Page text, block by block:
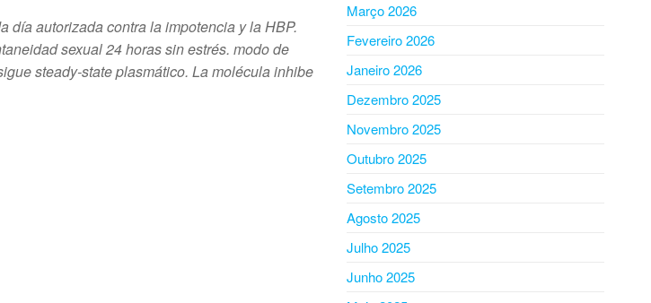
día autorizada contra la impotencia y la HBP.
sexual 24 horas sin estrés. modo de
steady-state plasmático. La molécula inhibe
Março 2026
Fevereiro 2026
Janeiro 2026
Dezembro 2025
Novembro 2025
Outubro 2025
Setembro 2025
Agosto 2025
Julho 2025
Junho 2025